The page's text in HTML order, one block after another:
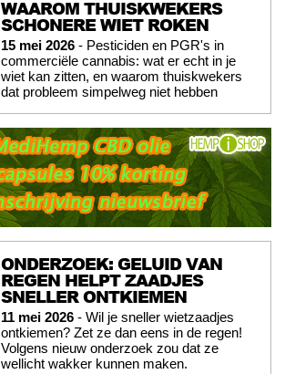
WAAROM THUISKWEKERS
SCHONERE WIET ROKEN
15 mei 2026 - Pesticiden en PGR's in
commerciële cannabis: wat er echt in je
wiet kan zitten, en waarom thuiskwekers
dat probleem simpelweg niet hebben
ONDERZOEK: GELUID VAN
REGEN HELPT ZAADJES
SNELLER ONTKIEMEN
11 mei 2026 - Wil je sneller wietzaadjes
ontkiemen? Zet ze dan eens in de regen!
Volgens nieuw onderzoek zou dat ze
wellicht wakker kunnen maken.